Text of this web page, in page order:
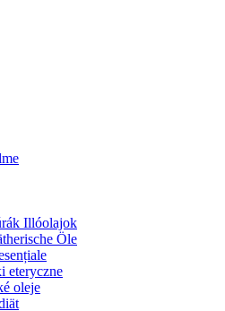
Illóolajok
Öle
eteryczne
oleje